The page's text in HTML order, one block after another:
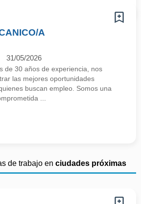
A
31/05/2026
de 30 años de experiencia, nos
las mejores oportunidades
buscan empleo. Somos una
...
de trabajo en ciudades próximas